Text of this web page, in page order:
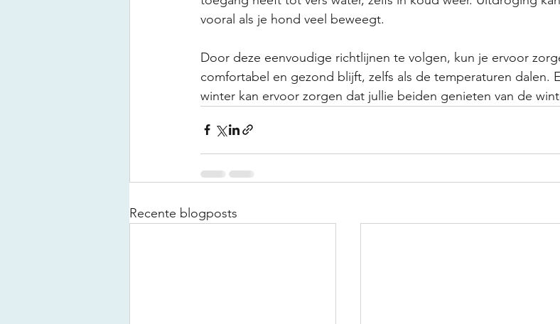
vooral als je hond veel beweegt.
Door deze eenvoudige richtlijnen te volgen, kun je ervoor
comfortabel en gezond blijft, zelfs als de temperaturen dalen.
winter kan ervoor zorgen dat jullie beiden genieten van de
Recente blogposts